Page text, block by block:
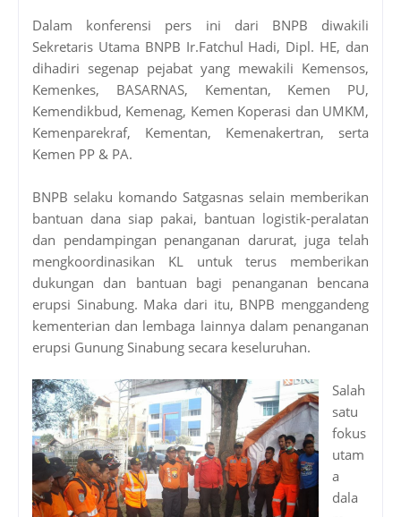
Dalam konferensi pers ini dari BNPB diwakili
Sekretaris Utama BNPB Ir.Fatchul Hadi, Dipl. HE, dan
dihadiri segenap pejabat yang mewakili Kemensos,
Kemenkes, BASARNAS, Kementan, Kemen PU,
Kemendikbud, Kemenag, Kemen Koperasi dan UMKM,
Kemenparekraf, Kementan, Kemenakertran, serta
Kemen PP & PA.
BNPB selaku komando Satgasnas selain memberikan
bantuan dana siap pakai, bantuan logistik-peralatan
dan pendampingan penanganan darurat, juga telah
mengkoordinasikan KL untuk terus memberikan
dukungan dan bantuan bagi penanganan bencana
erupsi Sinabung. Maka dari itu, BNPB menggandeng
kementerian dan lembaga lainnya dalam penanganan
erupsi Gunung Sinabung secara keseluruhan.
Salah
satu
fokus
utam
a
dala